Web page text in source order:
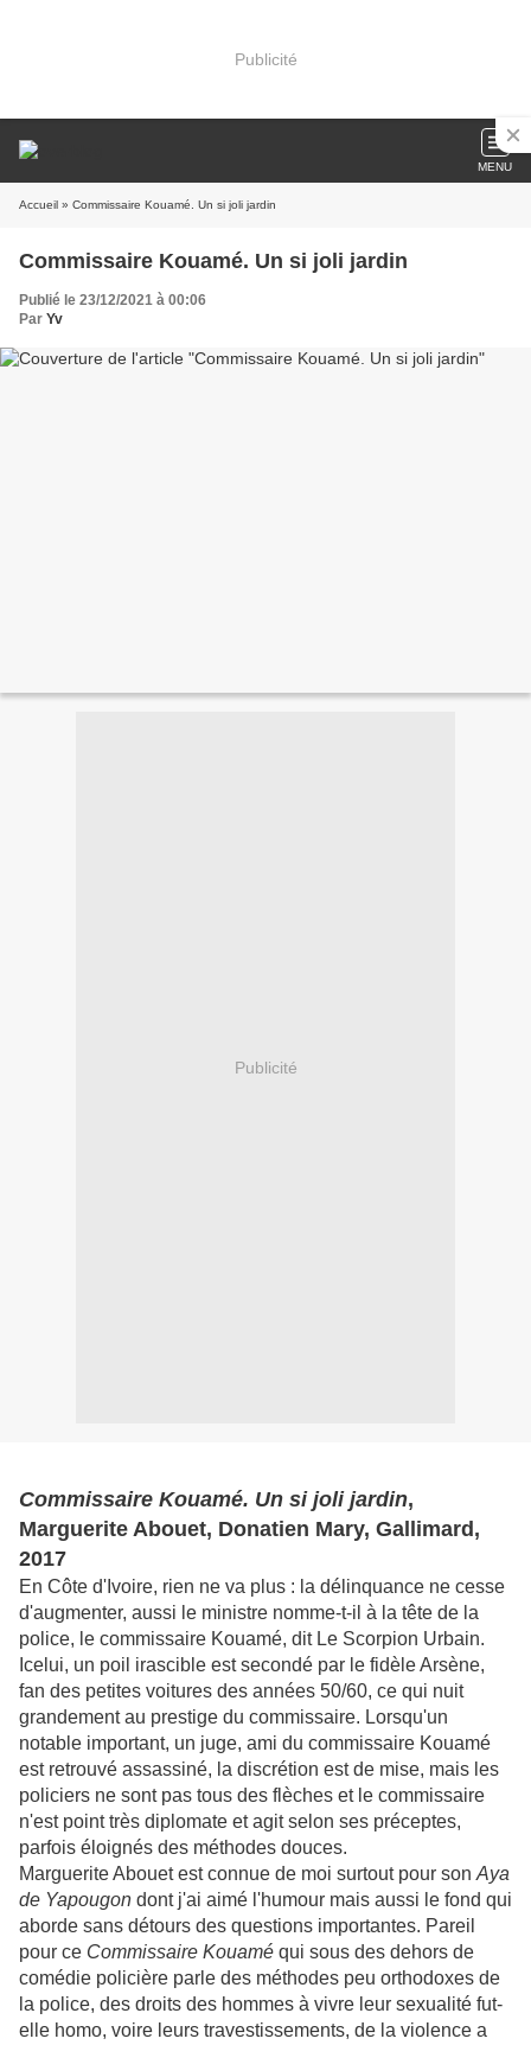
Publicité
MENU
Accueil » Commissaire Kouamé. Un si joli jardin
Commissaire Kouamé. Un si joli jardin
Publié le 23/12/2021 à 00:06
Par Yv
Publicité
Commissaire Kouamé. Un si joli jardin,
Marguerite Abouet, Donatien Mary, Gallimard,
2017
En Côte d'Ivoire, rien ne va plus : la délinquance ne cesse
d'augmenter, aussi le ministre nomme-t-il à la tête de la
police, le commissaire Kouamé, dit Le Scorpion Urbain.
Icelui, un poil irascible est secondé par le fidèle Arsène,
fan des petites voitures des années 50/60, ce qui nuit
grandement au prestige du commissaire. Lorsqu'un
notable important, un juge, ami du commissaire Kouamé
est retrouvé assassiné, la discrétion est de mise, mais les
policiers ne sont pas tous des flèches et le commissaire
n'est point très diplomate et agit selon ses préceptes,
parfois éloignés des méthodes douces.
Marguerite Abouet est connue de moi surtout pour son Aya
de Yapougon dont j'ai aimé l'humour mais aussi le fond qui
aborde sans détours des questions importantes. Pareil
pour ce Commissaire Kouamé qui sous des dehors de
comédie policière parle des méthodes peu orthodoxes de
la police, des droits des hommes à vivre leur sexualité fut-
elle homo, voire leurs travestissements, de la violence a